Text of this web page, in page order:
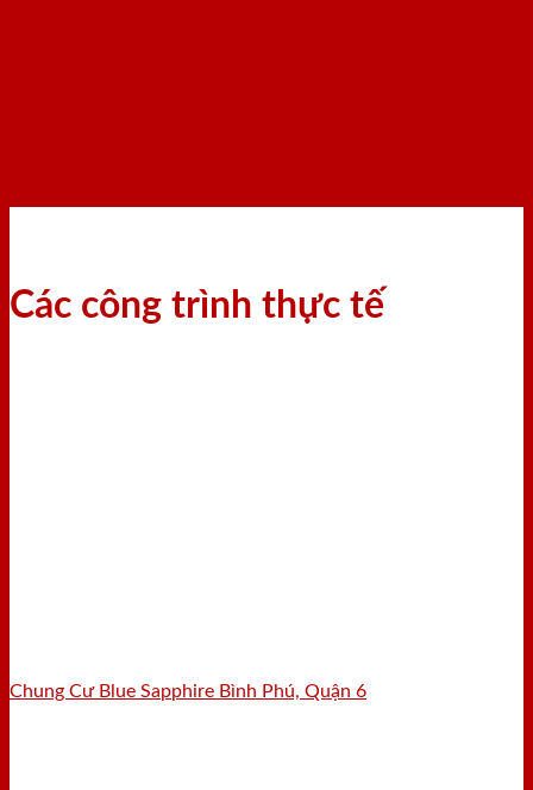
Các công trình thực tế
Chung Cư Blue Sapphire Bình Phú, Quận 6